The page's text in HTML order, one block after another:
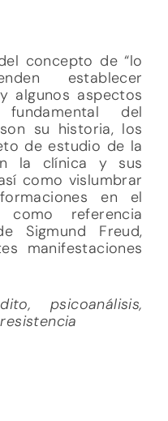
concepto de “lo
establecer
algunos aspectos
del
su historia, los
de estudio de la
la clínica y sus
como vislumbrar
en el
referencia
Sigmund Freud,
manifestaciones
psicoanálisis,